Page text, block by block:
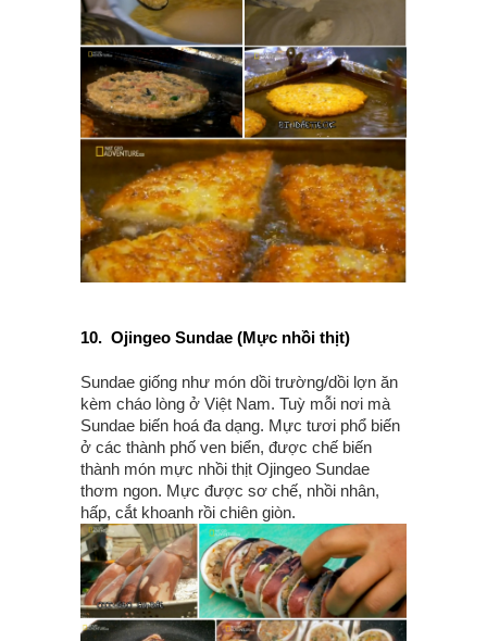
10. Ojingeo Sundae (Mực nhồi thịt)
Sundae giống như món dồi trường/dồi lợn ăn
kèm cháo lòng ở Việt Nam. Tuỳ mỗi nơi mà
Sundae biến hoá đa dạng. Mực tươi phổ biến
ở các thành phố ven biển, được chế biến
thành món mực nhồi thịt Ojingeo Sundae
thơm ngon. Mực được sơ chế, nhồi nhân,
hấp, cắt khoanh rồi chiên giòn.